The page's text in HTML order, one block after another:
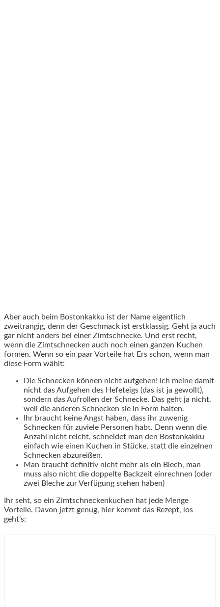
Aber auch beim Bostonkakku ist der Name eigentlich
zweitrangig, denn der Geschmack ist erstklassig. Geht ja auch
gar nicht anders bei einer Zimtschnecke. Und erst recht,
wenn die Zimtschnecken auch noch einen ganzen Kuchen
formen. Wenn so ein paar Vorteile hat Ers schon, wenn man
diese Form wählt:
Die Schnecken können nicht aufgehen! Ich meine damit
nicht das Aufgehen des Hefeteigs (das ist ja gewollt),
sondern das Aufrollen der Schnecke. Das geht ja nicht,
weil die anderen Schnecken sie in Form halten.
Ihr braucht keine Angst haben, dass ihr zuwenig
Schnecken für zuviele Personen habt. Denn wenn die
Anzahl nicht reicht, schneidet man den Bostonkakku
einfach wie einen Kuchen in Stücke, statt die einzelnen
Schnecken abzureißen.
Man braucht definitiv nicht mehr als ein Blech, man
muss also nicht die doppelte Backzeit einrechnen (oder
zwei Bleche zur Verfügung stehen haben)
Ihr seht, so ein Zimtschneckenkuchen hat jede Menge
Vorteile. Davon jetzt genug, hier kommt das Rezept, los
geht’s: